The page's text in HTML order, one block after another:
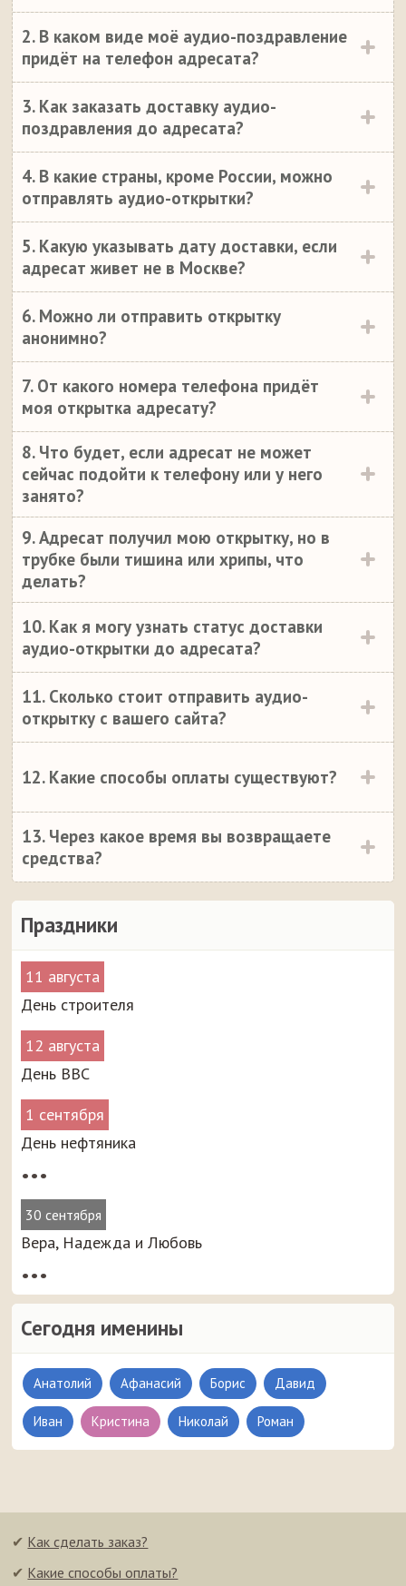
Праздники
11 августа
День строителя
12 августа
День ВВС
1 сентября
День нефтяника
•••
30 сентября
Вера, Надежда и Любовь
•••
Сегодня именины
Анатолий Афанасий Борис Давид
Иван Кристина Николай Роман
2. В каком виде моё аудио-поздравление
придёт на телефон адресата?
3. Как заказать доставку аудио-
поздравления до адресата?
4. В какие страны, кроме России, можно
отправлять аудио-открытки?
5. Какую указывать дату доставки, если
адресат живет не в Москве?
6. Можно ли отправить открытку
анонимно?
7. От какого номера телефона придёт
моя открытка адресату?
8. Что будет, если адресат не может
сейчас подойти к телефону или у него
занято?
9. Адресат получил мою открытку, но в
трубке были тишина или хрипы, что
делать?
10. Как я могу узнать статус доставки
аудио-открытки до адресата?
11. Сколько стоит отправить аудио-
открытку с вашего сайта?
12. Какие способы оплаты существуют?
13. Через какое время вы возвращаете
средства?
✔ Как сделать заказ?
✔ Какие способы оплаты?